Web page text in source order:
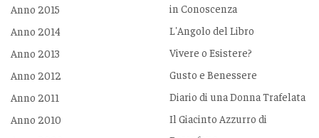
Anno 2015
Anno 2014
Anno 2013
Anno 2012
Anno 2011
Anno 2010
in Conoscenza
L'Angolo del Libro
Vivere o Esistere?
Gusto e Benessere
Diario di una Donna Trafelata
Il Giacinto Azzurro di